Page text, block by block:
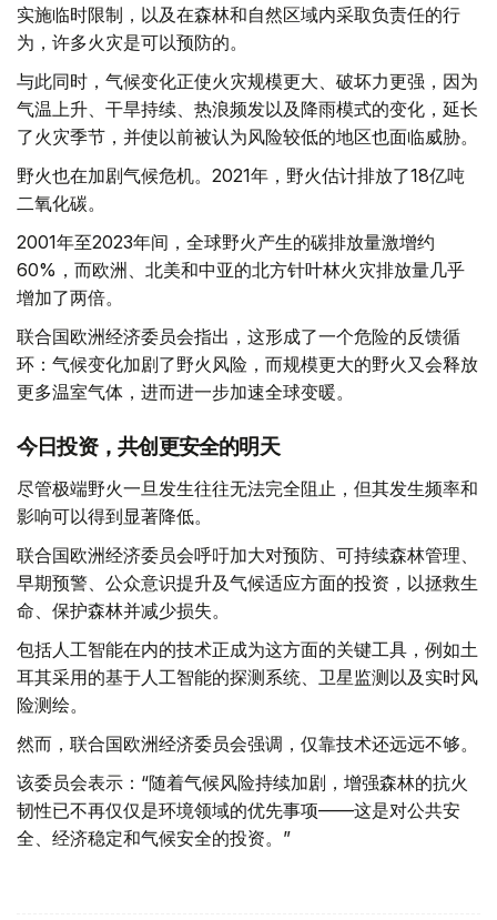
实施临时限制，以及在森林和自然区域内采取负责任的行
为，许多火灾是可以预防的。
与此同时，气候变化正使火灾规模更大、破坏力更强，因为
气温上升、干旱持续、热浪频发以及降雨模式的变化，延长
了火灾季节，并使以前被认为风险较低的地区也面临威胁。
野火也在加剧气候危机。2021年，野火估计排放了18亿吨
二氧化碳。
2001年至2023年间，全球野火产生的碳排放量激增约
60%，而欧洲、北美和中亚的北方针叶林火灾排放量几乎
增加了两倍。
联合国欧洲经济委员会指出，这形成了一个危险的反馈循
环：气候变化加剧了野火风险，而规模更大的野火又会释放
更多温室气体，进而进一步加速全球变暖。
今日投资，共创更安全的明天
尽管极端野火一旦发生往往无法完全阻止，但其发生频率和
影响可以得到显著降低。
联合国欧洲经济委员会呼吁加大对预防、可持续森林管理、
早期预警、公众意识提升及气候适应方面的投资，以拯救生
命、保护森林并减少损失。
包括人工智能在内的技术正成为这方面的关键工具，例如土
耳其采用的基于人工智能的探测系统、卫星监测以及实时风
险测绘。
然而，联合国欧洲经济委员会强调，仅靠技术还远远不够。
该委员会表示：“随着气候风险持续加剧，增强森林的抗火
韧性已不再仅仅是环境领域的优先事项——这是对公共安
全、经济稳定和气候安全的投资。”